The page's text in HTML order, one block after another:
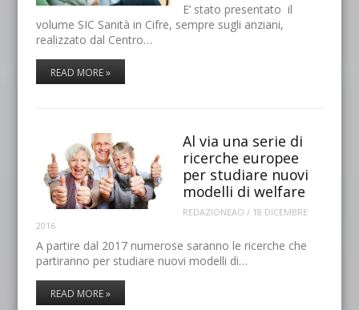
E’ stato presentato il
volume SIC Sanità in Cifre, sempre sugli anziani,
realizzato dal Centro…
READ MORE »
Al via una serie di
ricerche europee
per studiare nuovi
modelli di welfare
REDAZIONEAO / 18 DICEMBRE
2016
A partire dal 2017 numerose saranno le ricerche che
partiranno per studiare nuovi modelli di…
READ MORE »